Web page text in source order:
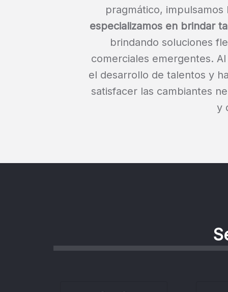
pragmático,
especializamos en brindar
brindando soluciones
comerciales emergentes.
el desarrollo de talentos y
satisfacer las cambiantes
y